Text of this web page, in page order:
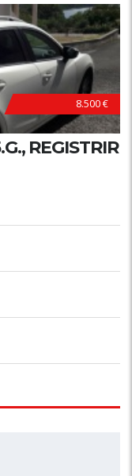
8.500 €
REGISTRIR